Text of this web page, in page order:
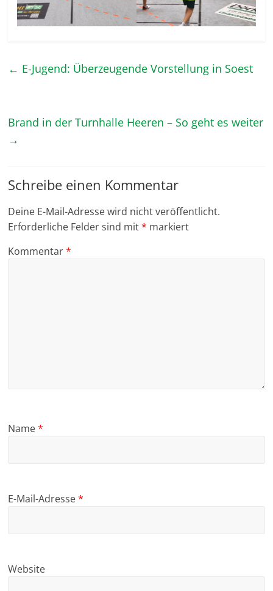
← E-Jugend: Überzeugende Vorstellung in Soest
Brand in der Turnhalle Heeren – So geht es weiter
→
Schreibe einen Kommentar
Deine E-Mail-Adresse wird nicht veröffentlicht.
Erforderliche Felder sind mit* markiert
Kommentar*
Name*
E-Mail-Adresse*
Website